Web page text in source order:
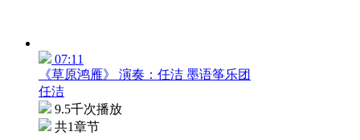
07:11
《草原鸿雁》 演奏：任洁 墨语筝乐团
任洁
9.5千次播放
共1章节